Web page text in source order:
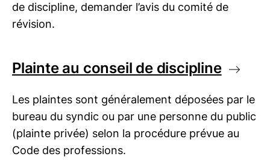
de discipline, demander l’avis du comité de
révision.
Plainte au conseil de discipline
Les plaintes sont généralement déposées par le
bureau du syndic ou par une personne du public
(plainte privée) selon la procédure prévue au
Code des professions.